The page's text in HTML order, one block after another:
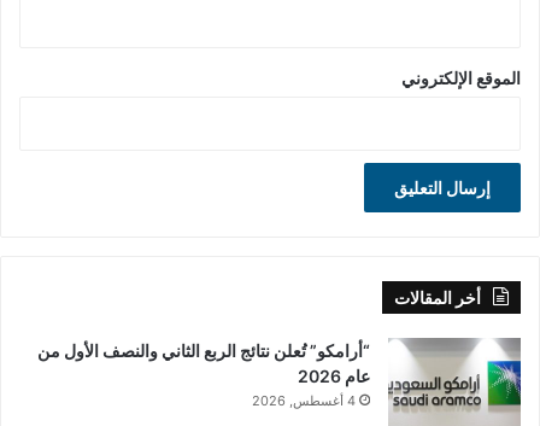
الموقع الإلكتروني
أخر المقالات
“أرامكو” تُعلن نتائج الربع الثاني والنصف الأول من
عام 2026
4 أغسطس, 2026